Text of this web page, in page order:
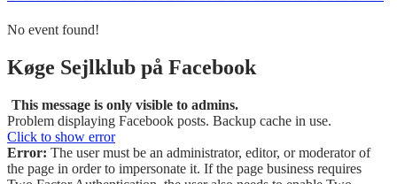
No event found!
Køge Sejlklub på Facebook
This message is only visible to admins.
Problem displaying Facebook posts. Backup cache in use.
Click to show error
Error: The user must be an administrator, editor, or moderator of
the page in order to impersonate it. If the page business requires